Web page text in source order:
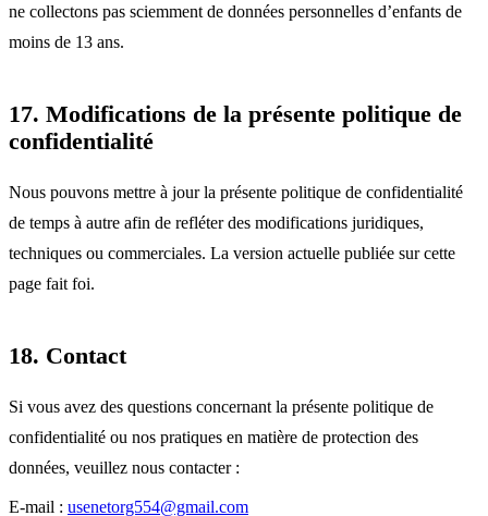
ne collectons pas sciemment de données personnelles d’enfants de
moins de 13 ans.
17. Modifications de la présente politique de
confidentialité
Nous pouvons mettre à jour la présente politique de confidentialité
de temps à autre afin de refléter des modifications juridiques,
techniques ou commerciales. La version actuelle publiée sur cette
page fait foi.
18. Contact
Si vous avez des questions concernant la présente politique de
confidentialité ou nos pratiques en matière de protection des
données, veuillez nous contacter :
E-mail : usenetorg554@gmail.com